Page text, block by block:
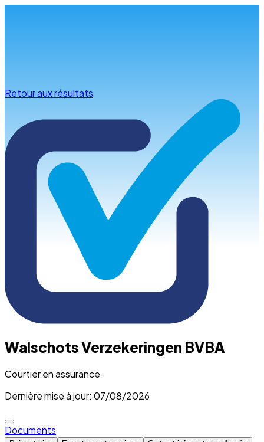
Retour aux résultats
Walschots Verzekeringen BVBA
Courtier en assurance
Dernière mise à jour: 07/08/2026
Documents